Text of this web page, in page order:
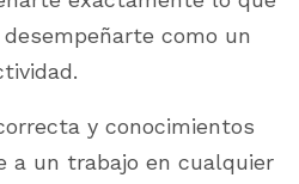
como un
y conocimientos
a un trabajo en cualquier